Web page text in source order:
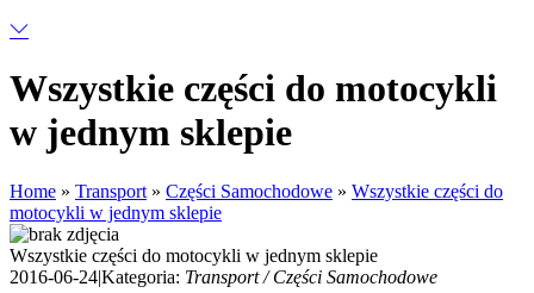
Wszystkie części do motocykli
w jednym sklepie
Home » Transport » Części Samochodowe » Wszystkie części do
motocykli w jednym sklepie
Wszystkie części do motocykli w jednym sklepie
2016-06-24|Kategoria: Transport / Części Samochodowe